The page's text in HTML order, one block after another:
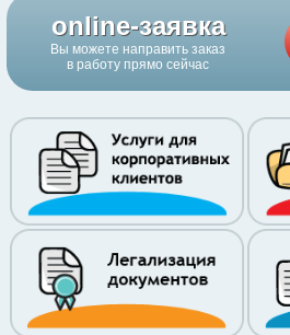
online-заявка
Вы можете направить заказ
в работу прямо сейчас